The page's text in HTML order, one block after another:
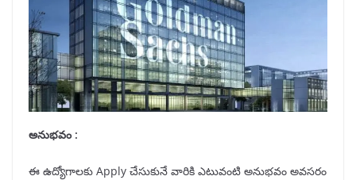
అనుభవం :
ఈ ఉద్యోగాలకు Apply చేసుకునే వారికి ఎటువంటి అనుభవం అవసరం